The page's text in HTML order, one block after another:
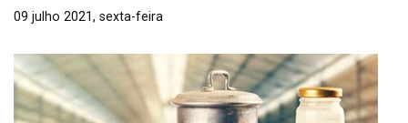
09 julho 2021, sexta-feira